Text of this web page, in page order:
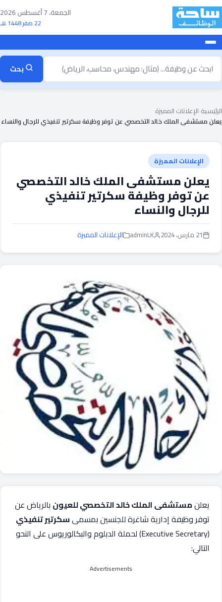
تخطى
إلى
المحتوى
الجمعة، 7 أغسطس 2026
22 صفر 1448 هـ
ابحث
بحث
الرئيسية الإعلانات المميزة
يعلن مستشفى الملك خالد التخصصي عن توفر وظيفة سكرتير تنفيذي للرجال والنساء
الإعلانات المميزة
يعلن مستشفى الملك خالد التخصصي
عن توفر وظيفة سكرتير تنفيذي
للرجال والنساء
21 مارس، 2024 adminLK الإعلانات المميزة
يعلنمستشفى الملك خالد التخصصي للعيون بالرياض عن
توفر وظيفة إدارية شاغرة للجنسين بمسمىسكرتير تنفيذي
(Executive Secretary) لحملة الدبلوم والبكالوريوس على النحو
التالي:
Advertisements